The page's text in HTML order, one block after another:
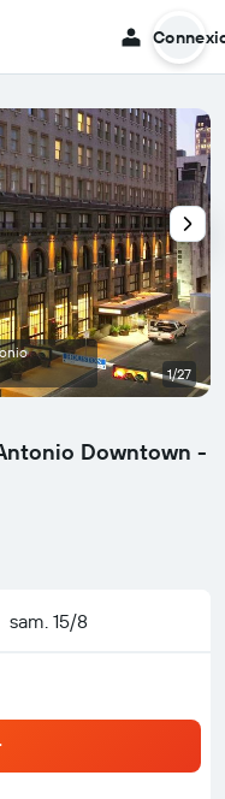
Downtown -
sam. 15/8
1/27